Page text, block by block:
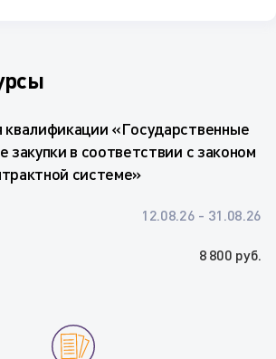
квалификации «Государственные
закупки в соответствии с законом
системе»
12.08.26 - 31.08.26
8 800 руб.